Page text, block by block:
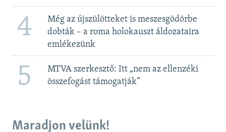
4
Még az újszülötteket is meszesgödörbe
dobták – a roma holokauszt áldozataira
emlékezünk
5
MTVA szerkesztő: Itt „nem az ellenzéki
összefogást támogatják”
Maradjon velünk!